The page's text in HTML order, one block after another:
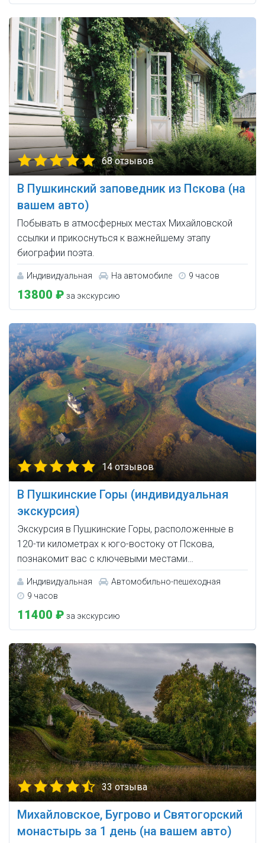
68 отзывов
В Пушкинский заповедник из Пскова (на
вашем авто)
Побывать в атмосферных местах Михайловской
ссылки и прикоснуться к важнейшему этапу
биографии поэта.
Индивидуальная На автомобиле 9 часов
13800 ₽ за экскурсию
14 отзывов
В Пушкинские Горы (индивидуальная
экскурсия)
Экскурсия в Пушкинские Горы, расположенные в
120-ти километрах к юго-востоку от Пскова,
познакомит вас с ключевыми местами…
Индивидуальная
Автомобильно-пешеходная
9 часов
11400 ₽ за экскурсию
33 отзыва
Михайловское, Бугрово и Святогорский
монастырь за 1 день (на вашем авто)